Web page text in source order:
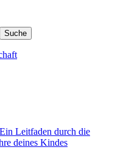
Leitfaden durch die
deines Kindes